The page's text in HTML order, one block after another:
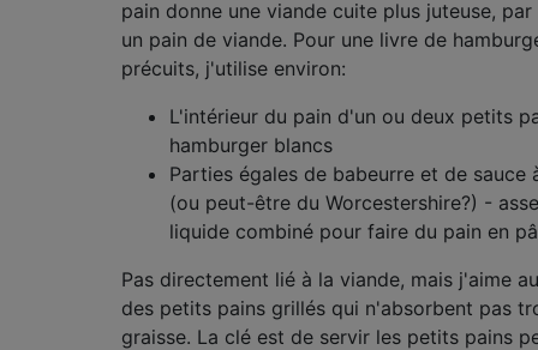
pain donne une viande cuite plus juteuse, par
un pain de viande. Pour une livre de
précuits, j'utilise environ:
L'intérieur du pain d'un ou deux petits
hamburger blancs
Parties égales de babeurre et de sauce
(ou peut-être du Worcestershire?) -
liquide combiné pour faire du pain en
Pas directement lié à la viande, mais j'aime
des petits pains grillés qui n'absorbent pas
graisse. La clé est de servir les petits pains